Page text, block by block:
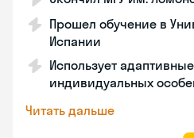
Прошел обучение в
Испании
Использует
индивидуальных
Читать дальше